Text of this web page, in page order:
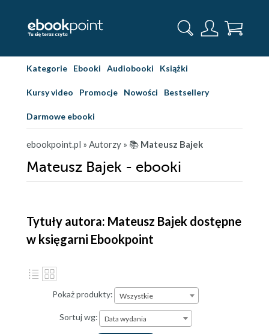
Kategorie Ebooki Audiobooki Książki
Kursy video Promocje Nowości Bestsellery
Darmowe ebooki
ebookpoint.pl » Autorzy » 📚 Mateusz Bajek
Mateusz Bajek - ebooki
Tytuły autora: Mateusz Bajek dostępne
w księgarni Ebookpoint
Pokaż produkty: Wszystkie
Sortuj wg: Data wydania